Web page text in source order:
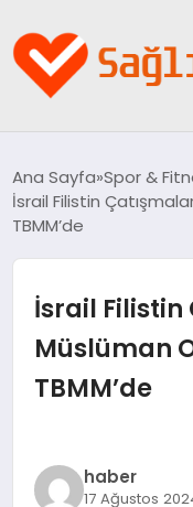
YAŞAM
SPOR & FITNESS
Ana Sayfa Spor &
İsrail Filistin
TBMM’de
İsrail Filistin
Müslüman
TBMM’de
haber
17 Ağustos